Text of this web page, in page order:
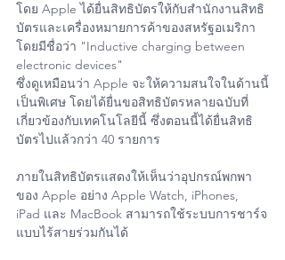
โดย Apple ได้ยื่นสิทธิบัตรให้กับสำนักงานสิทธิ
บัตรและเครื่องหมายการค้าของสหรัฐอเมริกา
โดยมีชื่อว่า "Inductive charging between
electronic devices"
ซึ่งดูเหมือนว่า Apple จะให้ความสนใจในด้านนี้
เป็นพิเศษ โดยได้ยื่นขอสิทธิบัตรหลายฉบับที่
เกี่ยวข้องกับเทคโนโลยีนี้ ซึ่งตอนนี้ได้ยื่นสิทธิ
บัตรไปแล้วกว่า 40 รายการ
ภายในสิทธิบัตรแสดงให้เห็นว่าอุปกรณ์พกพา
ของ Apple อย่าง Apple Watch, iPhones,
iPad และ MacBook สามารถใช้ระบบการชาร์จ
แบบไร้สายร่วมกันได้